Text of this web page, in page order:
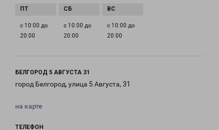
с 10:00 до
20:00
с 10:00 до
20:00
с 10:00 до
20:00
БЕЛГОРОД 5 АВГУСТА 31
город Белгород, улица 5 Августа, 31
на карте
ТЕЛЕФОН